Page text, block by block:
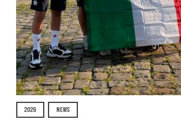
2026 NEWS